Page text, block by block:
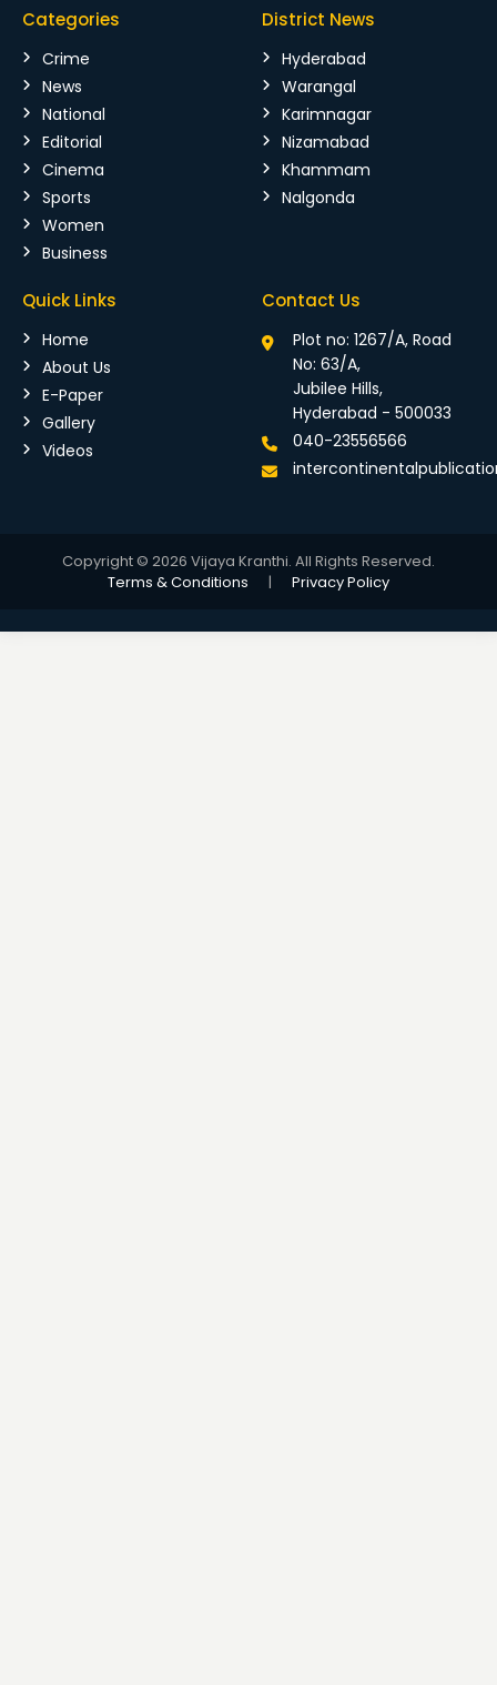
Categories
Crime
News
National
Editorial
Cinema
Sports
Women
Business
District News
Hyderabad
Warangal
Karimnagar
Nizamabad
Khammam
Nalgonda
Quick Links
Home
About Us
E-Paper
Gallery
Videos
Contact Us
Plot no: 1267/A, Road
No: 63/A,
Jubilee Hills,
Hyderabad - 500033
040-23556566
Copyright © 2026 Vijaya Kranthi. All Rights Reserved.
Terms & Conditions
| Privacy Policy